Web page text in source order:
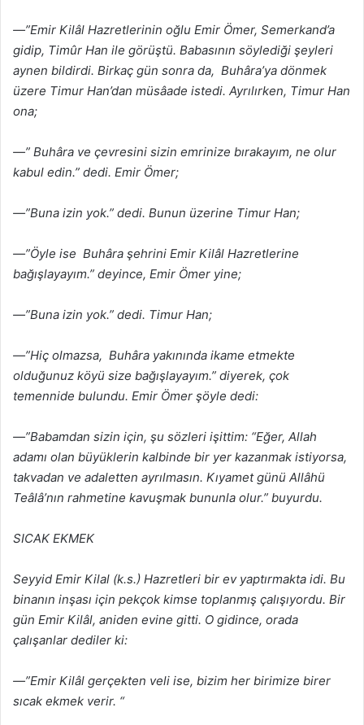
—”Emir Kilâl Hazretlerinin oğlu Emir Ömer, Semerkand’a
gidip, Timûr Han ile görüştü. Babasının söylediği şeyleri
aynen bildirdi. Birkaç gün sonra da, Buhâra’ya dönmek
üzere Timur Han’dan müsâade istedi. Ayrılırken, Timur Han
ona;
—” Buhâra ve çevresini sizin emrinize bırakayım, ne olur
kabul edin.” dedi. Emir Ömer;
—”Buna izin yok.” dedi. Bunun üzerine Timur Han;
—”Öyle ise Buhâra şehrini Emir Kilâl Hazretlerine
bağışlayayım.” deyince, Emir Ömer yine;
—”Buna izin yok.” dedi. Timur Han;
—”Hiç olmazsa, Buhâra yakınında ikame etmekte
olduğunuz köyü size bağışlayayım.” diyerek, çok
temennide bulundu. Emir Ömer şöyle dedi:
—”Babamdan sizin için, şu sözleri işittim: “Eğer, Allah
adamı olan büyüklerin kalbinde bir yer kazanmak istiyorsa,
takvadan ve adaletten ayrılmasın. Kıyamet günü Allâhü
Teâlâ’nın rahmetine kavuşmak bununla olur.” buyurdu.
SICAK EKMEK
Seyyid Emir Kilal (k.s.) Hazretleri bir ev yaptırmakta idi. Bu
binanın inşası için pekçok kimse toplanmış çalışıyordu. Bir
gün Emir Kilâl, aniden evine gitti. O gidince, orada
çalışanlar dediler ki:
—”Emir Kilâl gerçekten veli ise, bizim her birimize birer
sıcak ekmek verir. “